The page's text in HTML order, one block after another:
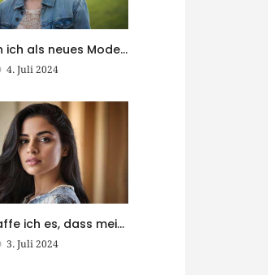
Wie kann ich als neues Model Sichtbarkeit gewinnen?
4. Juli 2024
Wie schaffe ich es, dass meine Modefotos in Magazinen veröffentlicht werden?
3. Juli 2024